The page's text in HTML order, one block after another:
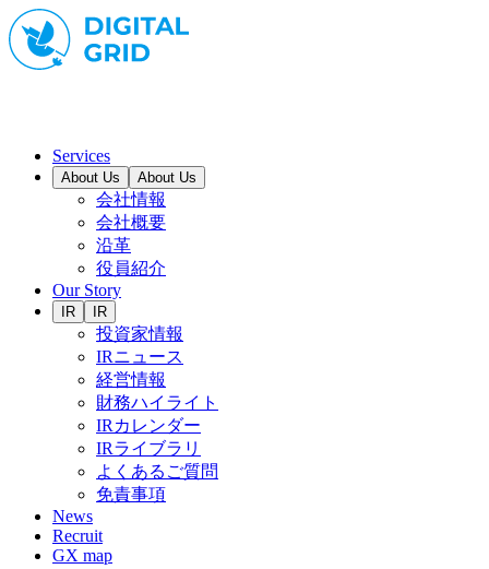
Services
About Us About Us
会社情報
会社概要
沿革
役員紹介
Our Story
IR IR
投資家情報
IRニュース
経営情報
財務ハイライト
IRカレンダー
IRライブラリ
よくあるご質問
免責事項
News
Recruit
GX map